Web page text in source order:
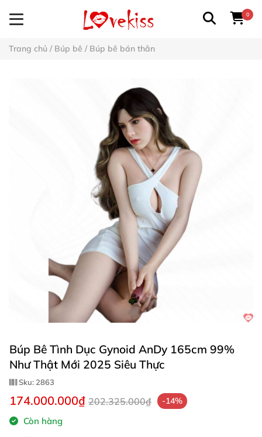
0
Trang chủ / Búp bê / Búp bê bán thân
Búp Bê Tình Dục Gynoid AnDy 165cm 99%
Như Thật Mới 2025 Siêu Thực
Sku: 2863
174.000.000₫ 202.325.000₫ -14%
Còn hàng